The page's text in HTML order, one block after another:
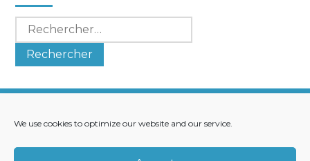
We use cookies to optimize our website and our service.
Rechercher :
Principale